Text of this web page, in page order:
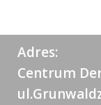
Adres:
Centrum